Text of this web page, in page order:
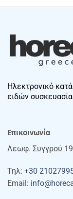
Ηλεκτρονικό
ειδών
Επικοινωνία
Λεωφ. Συγγρού
Τηλ: +30
Email: